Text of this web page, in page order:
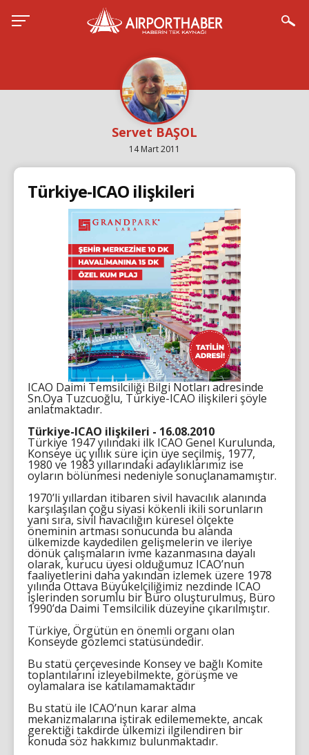
Servet BAŞOL
14 Mart 2011
Türkiye-ICAO ilişkileri
ICAO Daimi Temsilciliği Bilgi Notları adresinde
Sn.Oya Tuzcuoğlu, Türkiye-ICAO ilişkileri şöyle
anlatmaktadır.
Türkiye-ICAO ilişkileri - 16.08.2010
Türkiye 1947 yılındaki ilk ICAO Genel Kurulunda,
Konseye üç yıllık süre için üye seçilmiş, 1977,
1980 ve 1983 yıllarındaki adaylıklarımız ise
oyların bölünmesi nedeniyle sonuçlanamamıştır.
1970’li yıllardan itibaren sivil havacılık alanında
karşılaşılan çoğu siyasi kökenli ikili sorunların
yanı sıra, sivil havacılığın küresel ölçekte
öneminin artması sonucunda bu alanda
ülkemizde kaydedilen gelişmelerin ve ileriye
dönük çalışmaların ivme kazanmasına dayalı
olarak, kurucu üyesi olduğumuz ICAO’nun
faaliyetlerini daha yakından izlemek üzere 1978
yılında Ottava Büyükelçiliğimiz nezdinde ICAO
işlerinden sorumlu bir Büro oluşturulmuş, Büro
1990’da Daimi Temsilcilik düzeyine çıkarılmıştır.
Türkiye, Örgütün en önemli organı olan
Konseyde gözlemci statüsündedir.
Bu statü çerçevesinde Konsey ve bağlı Komite
toplantılarını izleyebilmekte, görüşme ve
oylamalara ise katılamamaktadır
Bu statü ile ICAO’nun karar alma
mekanizmalarına iştirak edilememekte, ancak
gerektiği takdirde ülkemizi ilgilendiren bir
konuda söz hakkımız bulunmaktadır.